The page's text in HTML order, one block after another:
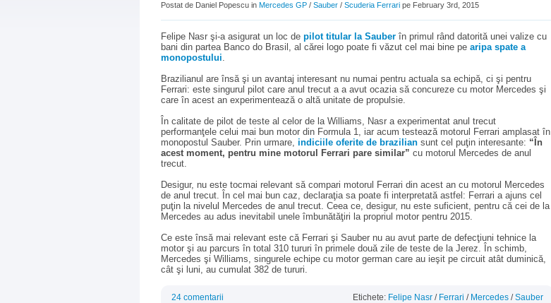
Postat de Daniel Popescu in Mercedes GP / Sauber / Scuderia Ferrari pe February 3rd, 2015
Felipe Nasr şi-a asigurat un loc de pilot titular la Sauber în primul rând datorită unei valize cu
bani din partea Banco do Brasil, al cărei logo poate fi văzut cel mai bine pe aripa spate a
monopostului.
Brazilianul are însă şi un avantaj interesant nu numai pentru actuala sa echipă, ci şi pentru
Ferrari: este singurul pilot care anul trecut a a avut ocazia să concureze cu motor Mercedes şi
care în acest an experimentează o altă unitate de propulsie.
În calitate de pilot de teste al celor de la Williams, Nasr a experimentat anul trecut
performanţele celui mai bun motor din Formula 1, iar acum testează motorul Ferrari amplasat în
monopostul Sauber. Prin urmare, indiciile oferite de brazilian sunt cel puţin interesante: “În
acest moment, pentru mine motorul Ferrari pare similar” cu motorul Mercedes de anul
trecut.
Desigur, nu este tocmai relevant să compari motorul Ferrari din acest an cu motorul Mercedes
de anul trecut. În cel mai bun caz, declaraţia sa poate fi interpretată astfel: Ferrari a ajuns cel
puţin la nivelul Mercedes de anul trecut. Ceea ce, desigur, nu este suficient, pentru că cei de la
Mercedes au adus inevitabil unele îmbunătăţiri la propriul motor pentru 2015.
Ce este însă mai relevant este că Ferrari şi Sauber nu au avut parte de defecţiuni tehnice la
motor şi au parcurs în total 310 tururi în primele două zile de teste de la Jerez. În schimb,
Mercedes şi Williams, singurele echipe cu motor german care au ieşit pe circuit atât duminică,
cât şi luni, au cumulat 382 de tururi.
24 comentarii Etichete: Felipe Nasr / Ferrari / Mercedes /Sauber